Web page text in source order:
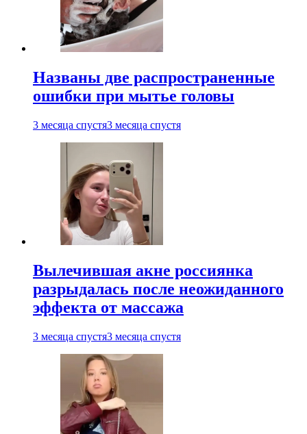
Названы две распространенные
ошибки при мытье головы
3 месяца спустя3 месяца спустя
Вылечившая акне россиянка
разрыдалась после неожиданного
эффекта от массажа
3 месяца спустя3 месяца спустя